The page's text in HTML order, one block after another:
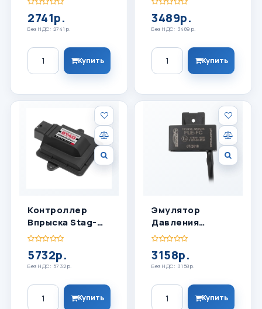
2741р.
Без НДС: 2741р.
Количество
Купить
3489р.
Без НДС: 3489р.
Количество
Купить
Контроллер
Впрыска Stag-
200 Go Fast 4
5732р.
Без НДС: 5732р.
Количество
Купить
Эмулятор
Давления
Топлива FPE FC
3158р.
Без НДС: 3158р.
Количество
Купить